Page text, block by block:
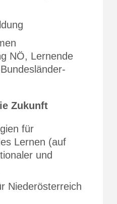
NÖ, Lernende
Zukunft
für
Lernen (auf
und
Niederösterreich